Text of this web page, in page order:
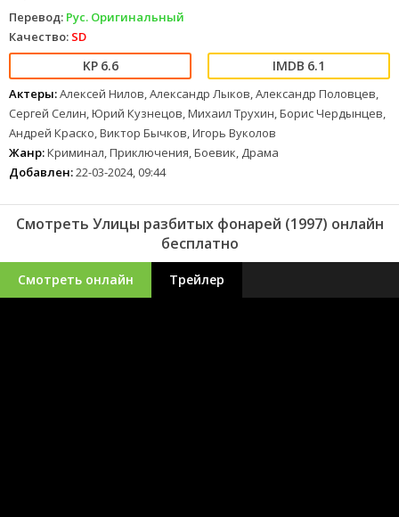
Перевод: Рус. Оригинальный
Качество: SD
6.6 6.1
Актеры:Алексей Нилов, Александр Лыков, Александр Половцев,
Сергей Селин, Юрий Кузнецов, Михаил Трухин, Борис Чердынцев,
Андрей Краско, Виктор Бычков, Игорь Вуколов
Жанр:Криминал, Приключения, Боевик, Драма
Добавлен:22-03-2024, 09:44
Смотреть Улицы разбитых фонарей (1997) онлайн
бесплатно
Смотреть онлайн Трейлер